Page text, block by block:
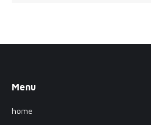
Menu
home